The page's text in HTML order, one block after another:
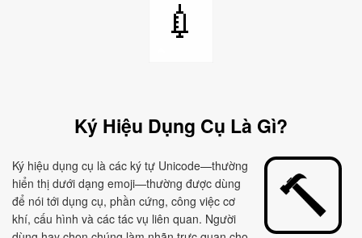
💉
Ký Hiệu Dụng Cụ Là Gì?
Ký hiệu dụng cụ là các ký tự Unicode—thường
hiển thị dưới dạng emoji—thường được dùng
để nói tới dụng cụ, phần cứng, công việc cơ
khí, cấu hình và các tác vụ liên quan. Người